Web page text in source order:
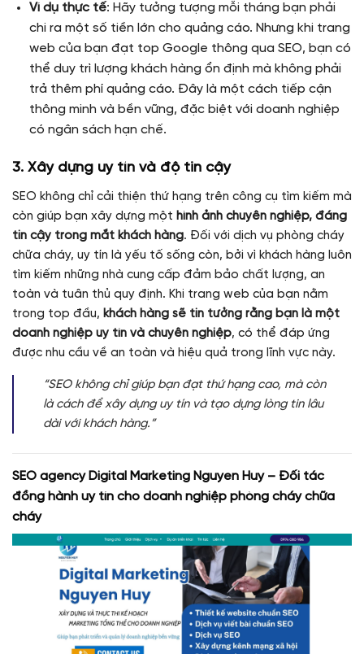
Ví dụ thực tế: Hãy tưởng tượng mỗi tháng bạn phải
chi ra một số tiền lớn cho quảng cáo. Nhưng khi trang
web của bạn đạt top Google thông qua SEO, bạn có
thể duy trì lượng khách hàng ổn định mà không phải
trả thêm phí quảng cáo. Đây là một cách tiếp cận
thông minh và bền vững, đặc biệt với doanh nghiệp
có ngân sách hạn chế.
3. Xây dựng uy tín và độ tin cậy
SEO không chỉ cải thiện thứ hạng trên công cụ tìm kiếm mà
còn giúp bạn xây dựng một hình ảnh chuyên nghiệp, đáng
tin cậy trong mắt khách hàng. Đối với dịch vụ phòng cháy
chữa cháy, uy tín là yếu tố sống còn, bởi vì khách hàng luôn
tìm kiếm những nhà cung cấp đảm bảo chất lượng, an
toàn và tuân thủ quy định. Khi trang web của bạn nằm
trong top đầu, khách hàng sẽ tin tưởng rằng bạn là một
doanh nghiệp uy tín và chuyên nghiệp, có thể đáp ứng
được nhu cầu về an toàn và hiệu quả trong lĩnh vực này.
“SEO không chỉ giúp bạn đạt thứ hạng cao, mà còn
là cách để xây dựng uy tín và tạo dựng lòng tin lâu
dài với khách hàng.”
SEO agency Digital Marketing Nguyen Huy – Đối tác
đồng hành uy tín cho doanh nghiệp phòng cháy chữa
cháy